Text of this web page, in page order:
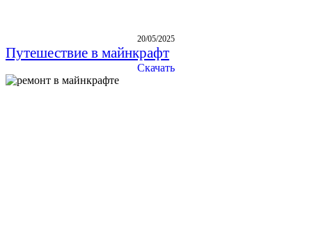
Путешествие в майнкрафт
20/05/2025
Скачать